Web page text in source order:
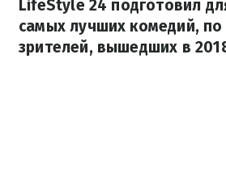
LifeStyle 24 подготовил
самых лучших комедий,
зрителей, вышедших в